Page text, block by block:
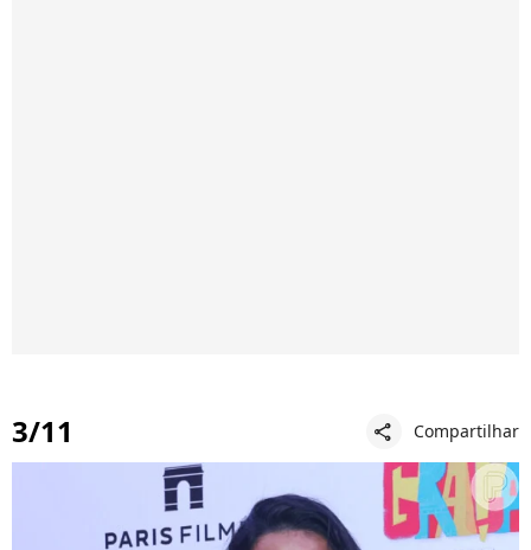
3/11 share Compartilhar